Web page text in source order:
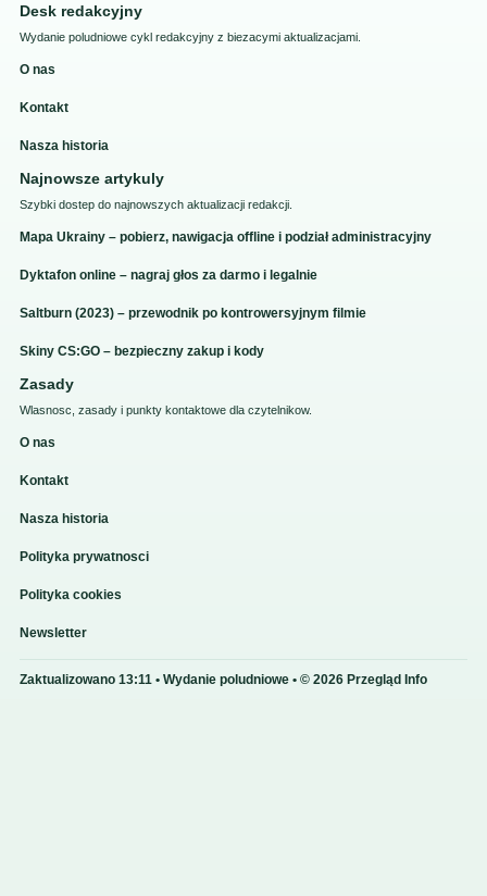
Desk redakcyjny
Wydanie poludniowe cykl redakcyjny z biezacymi aktualizacjami.
O nas
Kontakt
Nasza historia
Najnowsze artykuly
Szybki dostep do najnowszych aktualizacji redakcji.
Mapa Ukrainy – pobierz, nawigacja offline i podział administracyjny
Dyktafon online – nagraj głos za darmo i legalnie
Saltburn (2023) – przewodnik po kontrowersyjnym filmie
Skiny CS:GO – bezpieczny zakup i kody
Zasady
Wlasnosc, zasady i punkty kontaktowe dla czytelnikow.
O nas
Kontakt
Nasza historia
Polityka prywatnosci
Polityka cookies
Newsletter
Zaktualizowano 13:11 • Wydanie poludniowe • © 2026 Przegląd Info